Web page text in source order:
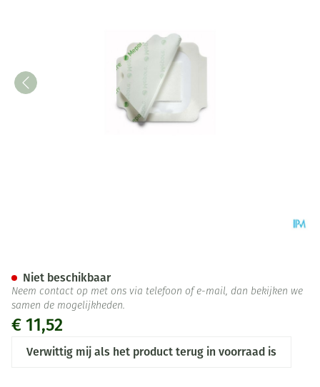
€ 11,52
Verwittig mij als het product terug in voorraad is
Niet beschikbaar
Neem contact op met ons via telefoon of e-mail, dan bekijken we
samen de mogelijkheden.